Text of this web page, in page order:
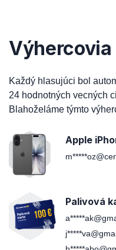
Každý hlasujúci bol
24 hodnotných vecných
Blahoželáme týmto
Apple
Palivová